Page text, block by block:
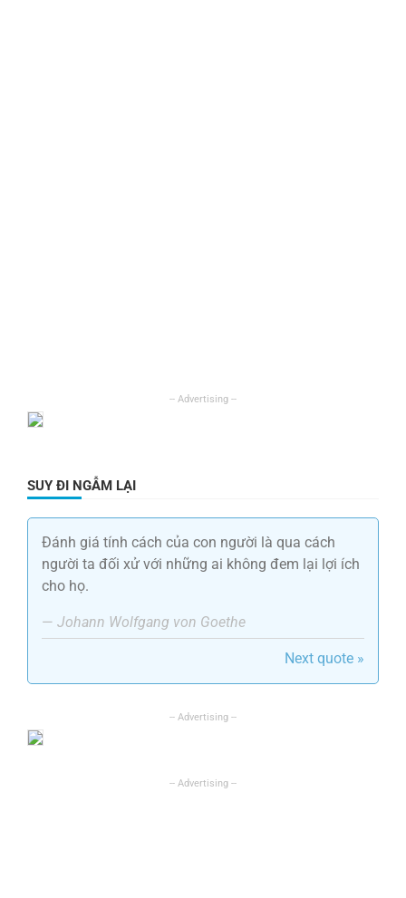
SUY ĐI NGẪM LẠI
Đánh giá tính cách của con người là qua cách
người ta đối xử với những ai không đem lại lợi ích
cho họ.
— Johann Wolfgang von Goethe
Next quote »